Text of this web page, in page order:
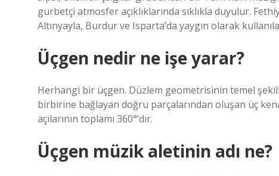
gurbetçi atmosfer açıklıklarında sıklıkla duyulur.
Altınyayla, Burdur ve Isparta’da yaygın olarak
Üçgen nedir ne işe yarar?
Herhangi bir üçgen. Düzlem geometrisinin temel
birbirine bağlayan doğru parçalarından oluşan üç
açılarının toplamı 360°’dır.
Üçgen müzik aletinin adı ne?